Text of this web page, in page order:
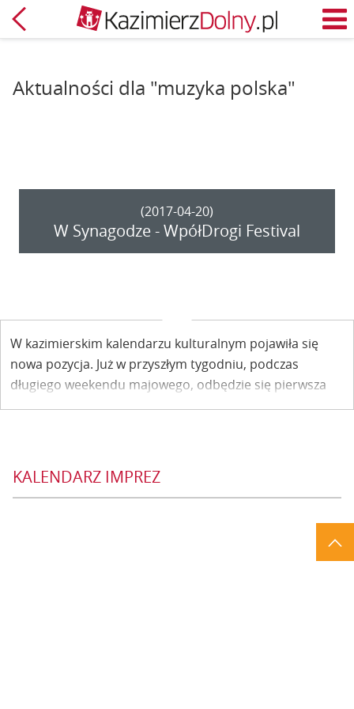
Powrót
Aktualności dla "muzyka polska"
(2017-04-20)
W Synagodze - WpółDrogi Festival
W kazimierskim kalendarzu kulturalnym pojawiła się
nowa pozycja. Już w przyszłym tygodniu, podczas
długiego weekendu majowego, odbędzie się pierwsza
edycja „Wpółdrogi” Festival.
KALENDARZ IMPREZ